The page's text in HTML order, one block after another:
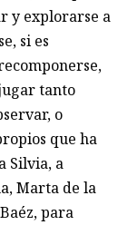
y explorarse a
si es
tanto
o
que ha
Silvia, a
Marta de la
para